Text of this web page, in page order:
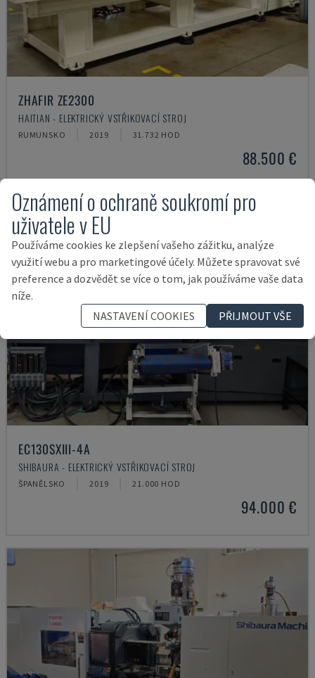
ZHAFIR ZE2300
HAITIAN - ELEKTRICKÝ VSTŘIKOVACÍ STROJ
RUMUNSKO 2019 31.732 HOD
88.500 €
EC130SXIII-4A
SHIBAURA - ELEKTRICKÝ VSTŘIKOVACÍ STROJ
ŠPANĚLSKO 2019 21.000 HOD
94.000 €
Oznámení o ochraně soukromí pro
uživatele v EU
Používáme cookies ke zlepšení vašeho zážitku, analýze
využití webu a pro marketingové účely. Můžete spravovat své
preference a dozvědět se více o tom, jak používáme vaše data
níže.
NASTAVENÍ COOKIES
PŘIJMOUT VŠE